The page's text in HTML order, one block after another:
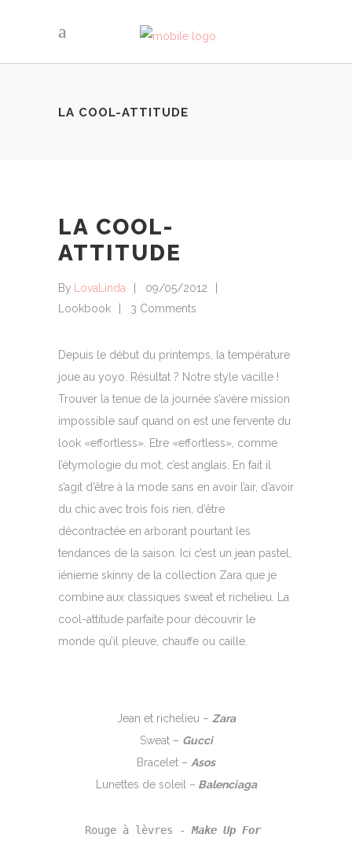
LA COOL-ATTITUDE
LA COOL-
ATTITUDE
By LovaLinda
09/05/2012
Lookbook
3 Comments
Depuis le début du printemps, la température
joue au yoyo. Résultat ? Notre style vacille !
Trouver la tenue de la journée s’avère mission
impossible sauf quand on est une fervente du
look «effortless». Etre «effortless», comme
l’étymologie du mot, c’est anglais. En fait il
s’agit d’être à la mode sans en avoir l’air, d’avoir
du chic avec trois fois rien, d’être
décontractée en arborant pourtant les
tendances de la saison. Ici c’est un jean pastel,
iénieme skinny de la collection Zara que je
combine aux classiques sweat et richelieu. La
cool-attitude parfaite pour découvrir le
monde qu’il pleuve, chauffe ou caille.
Jean et richelieu – Zara
Sweat – Gucci
Bracelet – Asos
Lunettes de soleil – Balenciaga
Rouge à lèvres - Make Up For